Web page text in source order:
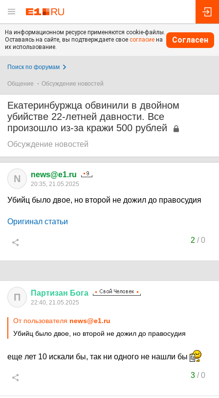
На информационном ресурсе применяются cookie-файлы.
Оставаясь на сайте, вы подтверждаете свое согласие на
их использование.
Согласен
Поиск по форумам
Общение Обсуждение новостей
Екатеринбуржца обвинили в двойном
убийстве 22-летней давности. Все
произошло из-за кражи 500 рублей
Обсуждение новостей
N news@e1.ru
20:35, 21.05.2025
Убийц было двое, но второй не дожил до правосудия
Оригинал статьи
2 /0
П Партизан Бога
22:40, 21.05.2025
От пользователя news@e1.ru
Убийц было двое, но второй не дожил до правосудия
еще лет 10 искали бы, так ни одного не нашли бы
3/0